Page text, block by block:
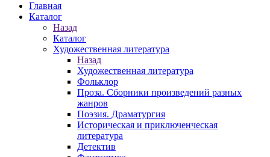
Главная
Каталог
Назад
Каталог
Художественная литература
Назад
Художественная литература
Фольклор
Проза. Сборники произведений разных
жанров
Поэзия. Драматургия
Историческая и приключенческая
литература
Детектив